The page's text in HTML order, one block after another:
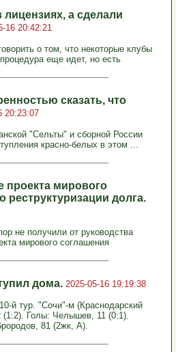
а сделали
16 20:42:21
о том, что некоторые клубы
еще идет, но есть
сказать, что
20:23:07
"Сельты" и сборной России
красно-белых в этом ...
проекта мирового
долга.
не получили от руководства
мирового соглашения
дома. 2025-05-16 19:19:38
й тур. "Сочи"-м (Краснодарский
(1:2). Голы: Челышев, 11 (0:1).
81 (2жк, А).